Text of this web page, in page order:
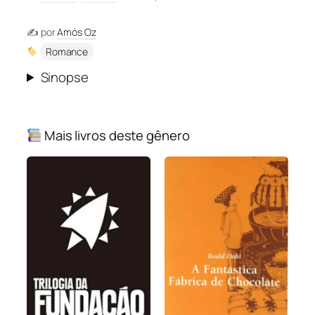
✍️ porAmós Oz
Romance
Sinopse
Mais livros deste gênero